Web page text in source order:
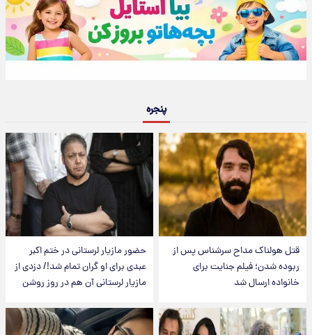
پنجره
قتل هولناک مداح سرشناس پس از
ربوده شدن؛ فیلم جنایت برای
خانواده ارسال شد
حضور مازیار لرستانی در ختم اکبر
عبدی برای او گران تمام شد!/ دزدی از
مازیار لرستانی آن هم در روز روشن